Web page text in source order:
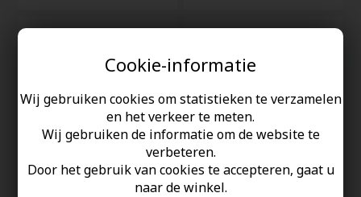
Cookie-informatie
Wij gebruiken cookies om statistieken te verzamelen
en het verkeer te meten.
Wij gebruiken de informatie om de website te
verbeteren.
Door het gebruik van cookies te accepteren, gaat u
naar de winkel.